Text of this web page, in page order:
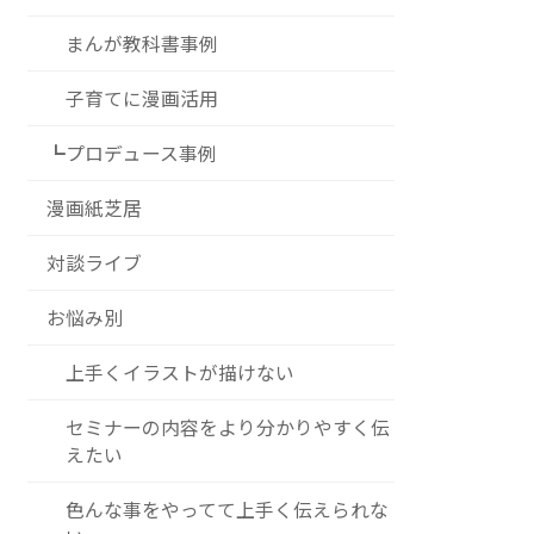
まんが教科書事例
子育てに漫画活用
┗プロデュース事例
漫画紙芝居
対談ライブ
お悩み別
上手くイラストが描けない
セミナーの内容をより分かりやすく伝
えたい
色んな事をやってて上手く伝えられな